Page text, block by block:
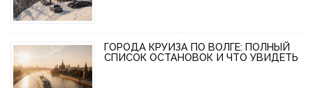
ГОРОДА КРУИЗА ПО ВОЛГЕ: ПОЛНЫЙ
СПИСОК ОСТАНОВОК И ЧТО УВИДЕТЬ